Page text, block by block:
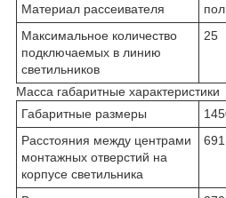
Материал рассеивателя
Максимальное количество
подключаемых в линию
светильников
25
Масса габаритные характеристики
Габаритные размеры
Расстояния между центрами
монтажных отверстий на
корпусе светильника